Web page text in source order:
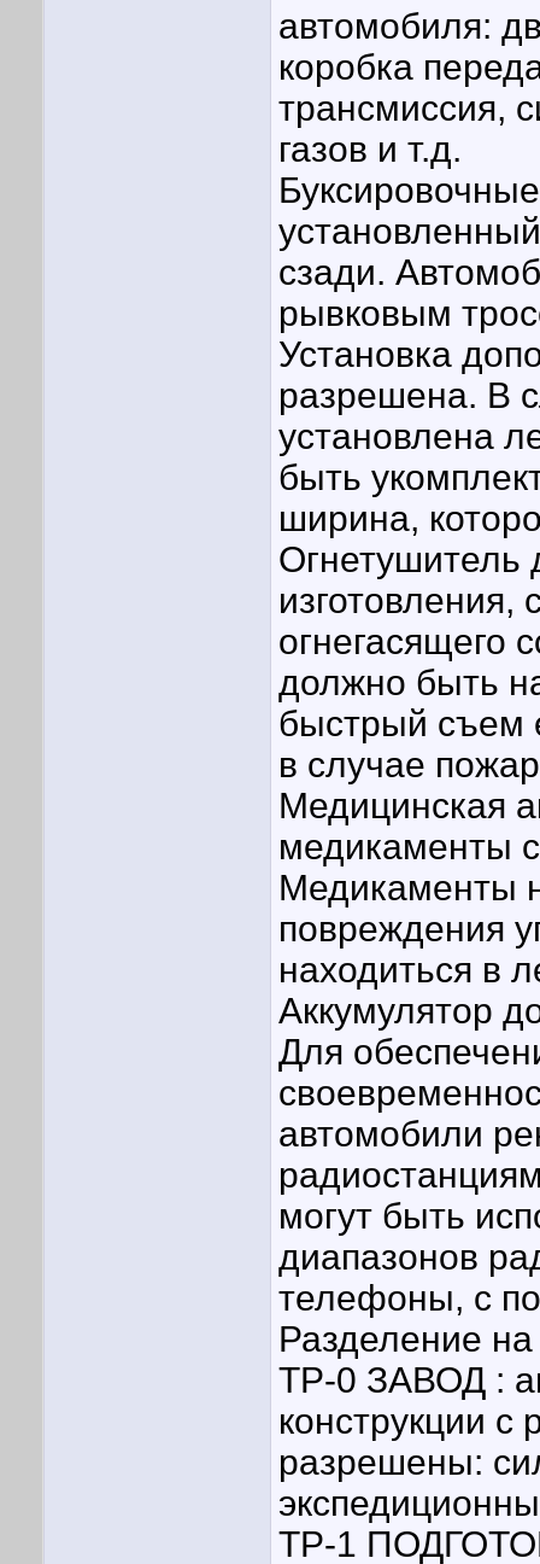
автомобиля:
коробка
трансмиссия,
газов и т.д.
сзади.
рывковым
Установка
разрешена. В
установлена
быть
ширина,
Огнетушитель
огнегасящего
должно быть
быстрый съем
в случае
Медицинская
медикаменты
Медикаменты
повреждения
находиться в
Аккумулятор
Для
автомобили
могут быть
диапазонов
телефоны, с
Разделение
ТР-0 ЗАВОД :
конструкции с
разрешены:
ТР-1